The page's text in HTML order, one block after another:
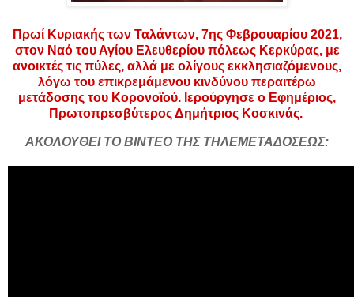
Πρωί Κυριακής των Ταλάντων, 7ης Φεβρουαρίου 2021,
στον Ναό του Αγίου Ελευθερίου πόλεως Κερκύρας, με
ανοικτές τις πύλες, αλλά με ολίγους εκκλησιαζόμενους,
λόγω του επικρεμάμενου κινδύνου περαιτέρω
μετάδοσης του Κορονοϊού. Ιερούργησε ο Εφημέριος,
Πρωτοπρεσβύτερος Δημήτριος Κοσκινάς.
ΑΚΟΛΟΥΘΕΙ ΤΟ ΒΙΝΤΕΟ ΤΗΣ ΤΗΛΕΜΕΤΑΔΟΣΕΩΣ: